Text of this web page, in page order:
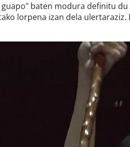
baten modura definitu du
lorpena izan dela ulertaraziz.